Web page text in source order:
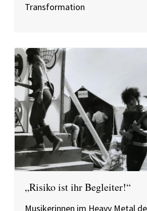
Transformation
„Risiko ist ihr Begleiter!“
Musikerinnen im Heavy Metal